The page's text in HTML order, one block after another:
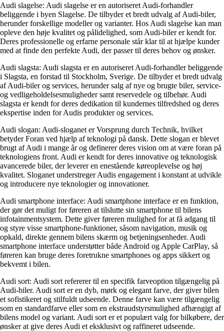
Audi slagelse: Audi slagelse er en autoriseret Audi-forhandler
beliggende i byen Slagelse. De tilbyder et bredt udvalg af Audi-biler,
herunder forskellige modeller og varianter. Hos Audi slagelse kan man
opleve den høje kvalitet og pålidelighed, som Audi-biler er kendt for.
Deres professionelle og erfarne personale står klar til at hjælpe kunder
med at finde den perfekte Audi, der passer til deres behov og ønsker.
Audi slagsta: Audi slagsta er en autoriseret Audi-forhandler beliggende
i Slagsta, en forstad til Stockholm, Sverige. De tilbyder et bredt udvalg
af Audi-biler og services, herunder salg af nye og brugte biler, service-
og vedligeholdelsesmuligheder samt reservedele og tilbehør. Audi
slagsta er kendt for deres dedikation til kundernes tilfredshed og deres
ekspertise inden for Audis produkter og services.
Audi slogan: Audi-sloganet er Vorsprung durch Technik, hvilket
betyder Foran ved hjælp af teknologi på dansk. Dette slogan er blevet
brugt af Audi i mange år og definerer deres vision om at være foran på
teknologiens front. Audi er kendt for deres innovative og teknologisk
avancerede biler, der leverer en enestående køreoplevelse og høj
kvalitet. Sloganet understreger Audis engagement i konstant at udvikle
og introducere nye teknologier og innovationer.
Audi smartphone interface: Audi smartphone interface er en funktion,
der gør det muligt for føreren at tilslutte sin smartphone til bilens
infotainmentsystem. Dette giver føreren mulighed for at få adgang til
og styre visse smartphone-funktioner, såsom navigation, musik og
opkald, direkte gennem bilens skærm og betjeningsenheder. Audi
smartphone interface understøtter både Android og Apple CarPlay, så
føreren kan bruge deres foretrukne smartphones og apps sikkert og
bekvemt i bilen.
Audi sort: Audi sort refererer til en specifik farveoption tilgængelig på
Audi-biler. Audi sort er en dyb, mørk og elegant farve, der giver bilen
et sofistikeret og stilfuldt udseende. Denne farve kan være tilgængelig
som en standardfarve eller som en ekstraudstyrsmulighed afhængigt af
bilens model og variant. Audi sort er et populært valg for bilkøbere, der
ønsker at give deres Audi et eksklusivt og raffineret udseende.